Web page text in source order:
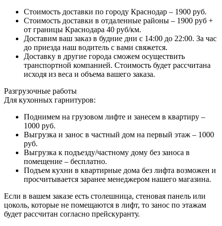
Стоимость доставки по городу Краснодар – 1900 руб.
Стоимость доставки в отдаленные районы – 1900 руб +
от границы Краснодара 40 руб/км.
Доставим ваш заказ в будние дни с 14:00 до 22:00. За час
до приезда наш водитель с вами свяжется.
Доставку в другие города сможем осуществить
транспортной компанией. Стоимость будет рассчитана
исходя из веса и объема вашего заказа.
Разгрузочные работы
Для кухонных гарнитуров:
Поднимем на грузовом лифте и занесем в квартиру –
1000 руб.
Выгрузка и занос в частный дом на первый этаж – 1000
руб.
Выгрузка к подъезду/частному дому без заноса в
помещение – бесплатно.
Подъем кухни в квартирные дома без лифта возможен и
просчитывается заранее менеджером нашего магазина.
Если в вашем заказе есть столешница, стеновая панель или
цоколь, которые не помещаются в лифт, то занос по этажам
будет рассчитан согласно прейскуранту.